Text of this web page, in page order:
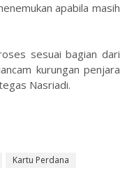
apabila masih
sesuai bagian dari
kurungan penjara
Nasriadi.
Kartu Perdana